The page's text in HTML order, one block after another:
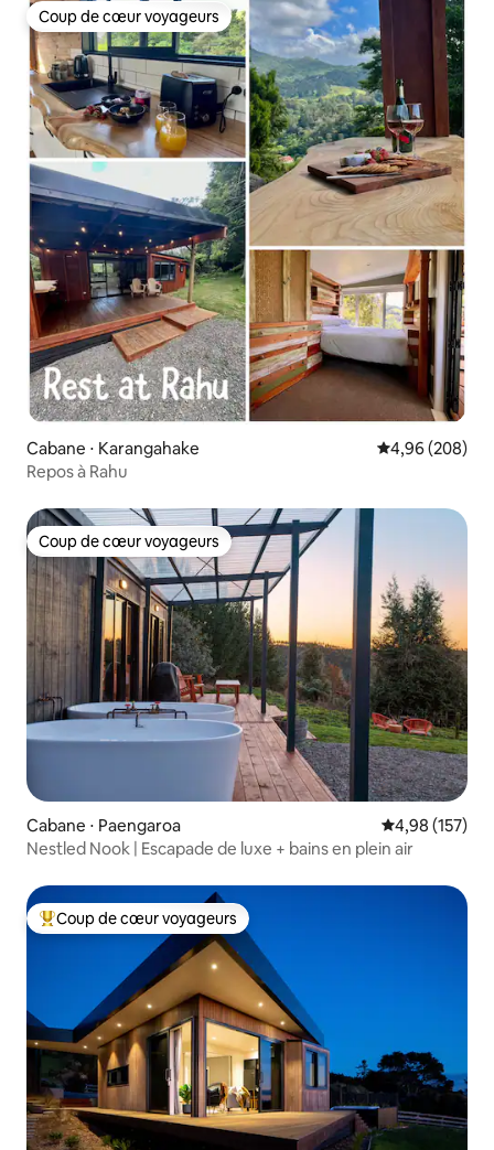
Coup de cœur voyageurs
Coup de cœur voyageurs
Cabane ⋅ Karangahake Évaluation
4,96 (208)
Repos à Rahu
Coup de cœur voyageurs
Coup de cœur voyageurs
Cabane ⋅ Paengaroa Évaluation
4,98 (157)
Nestled Nook | Escapade de luxe + bains en plein air
Coups de cœur voyageurs les plus appréciés
Coup de cœur voyageurs